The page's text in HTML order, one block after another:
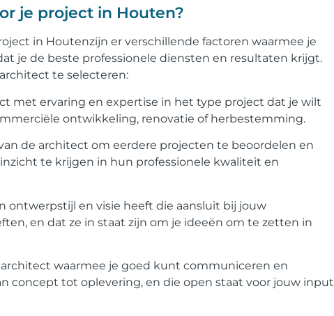
je project in Houten?
in Houtenzijn er verschillende factoren waarmee je
je de beste professionele diensten en resultaten krijgt.
te selecteren:
met ervaring en expertise in het type project dat je wilt
ontwikkeling, renovatie of herbestemming.
de architect om eerdere projecten te beoordelen en
te krijgen in hun professionele kwaliteit en
ontwerpstijl en visie heeft die aansluit bij jouw
en dat ze in staat zijn om je ideeën om te zetten in
waarmee je goed kunt communiceren en
concept tot oplevering, en die open staat voor jouw input